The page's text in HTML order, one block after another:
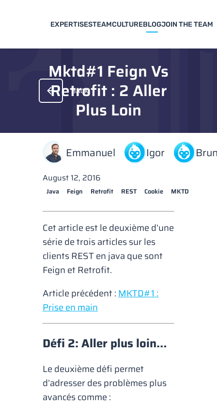
EXPERTISESTEAMCULTUREBLOGJOIN THE TEAM
BACK
Mktd#1 Feign Vs
Retrofit : 2 Aller
Plus Loin
Emmanuel Igor
August 12, 2016
Java Feign Retrofit REST Cookie MKTD
Cet article est le deuxième d’une
série de trois articles sur les
clients REST en java que sont
Feign et Retrofit.
Article précédent : MKTD#1 :
Prise en main
Défi 2: Aller plus loin…
Le deuxième défi permet
d’adresser des problèmes plus
avancés comme :